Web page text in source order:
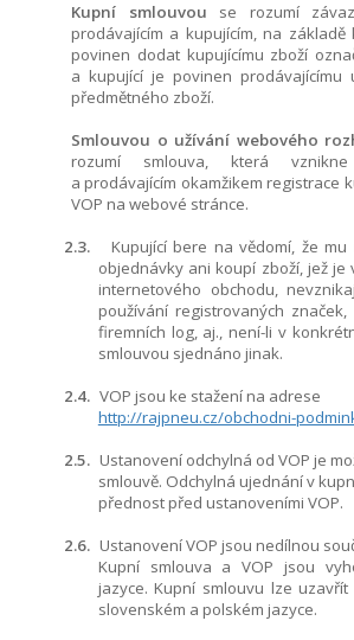
Kupní smlouvou se rozumí
prodávajícím a kupujícím, na
povinen dodat kupujícímu zboží
a kupující je povinen prodávajícímu
předmětného zboží.
Smlouvou o užívání webového
rozumí smlouva, která
a prodávajícím okamžikem registrace
VOP na webové stránce.
2.3.
Kupující bere na vědomí, že mu
objednávky ani koupí zboží, jež je
internetového obchodu,
používání registrovaných
firemních log, aj., není-li v
smlouvou sjednáno jinak.
2.4. VOP jsou ke stažení na adrese
http://rajpneu.cz/obchodni-
2.5. Ustanovení odchylná od VOP je
smlouvě. Odchylná ujednání v
přednost před ustanoveními VOP.
2.6. Ustanovení VOP jsou nedílnou
Kupní smlouva a VOP jsou
jazyce. Kupní smlouvu lze
slovenském a polském jazyce.